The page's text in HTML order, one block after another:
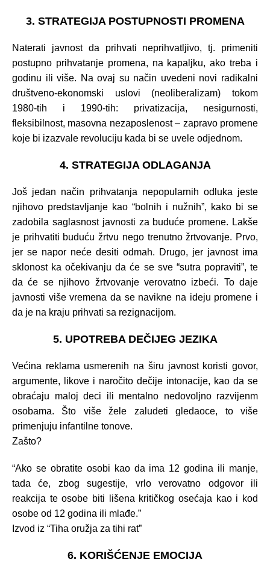
3. STRATEGIJA POSTUPNOSTI PROMENA
Naterati javnost da prihvati neprihvatljivo, tj. primeniti
postupno prihvatanje promena, na kapaljku, ako treba i
godinu ili više. Na ovaj su način uvedeni novi radikalni
društveno-ekonomski uslovi (neoliberalizam) tokom
1980-tih i 1990-tih: privatizacija, nesigurnosti,
fleksibilnost, masovna nezaposlenost – zapravo promene
koje bi izazvale revoluciju kada bi se uvele odjednom.
4. STRATEGIJA ODLAGANJA
Još jedan način prihvatanja nepopularnih odluka jeste
njihovo predstavljanje kao “bolnih i nužnih”, kako bi se
zadobila saglasnost javnosti za buduće promene. Lakše
je prihvatiti buduću žrtvu nego trenutno žrtvovanje. Prvo,
jer se napor neće desiti odmah. Drugo, jer javnost ima
sklonost ka očekivanju da će se sve “sutra popraviti”, te
da će se njihovo žrtvovanje verovatno izbeći. To daje
javnosti više vremena da se navikne na ideju promene i
da je na kraju prihvati sa rezignacijom.
5. UPOTREBA DEČIJEG JEZIKA
Većina reklama usmerenih na širu javnost koristi govor,
argumente, likove i naročito dečije intonacije, kao da se
obraćaju maloj deci ili mentalno nedovoljno razvijenm
osobama. Što više žele zaludeti gledaoce, to više
primenjuju infantilne tonove.
Zašto?
“Ako se obratite osobi kao da ima 12 godina ili manje,
tada će, zbog sugestije, vrlo verovatno odgovor ili
reakcija te osobe biti lišena kritičkog osećaja kao i kod
osobe od 12 godina ili mlađe.”
Izvod iz “Tiha oružja za tihi rat”
6. KORIŠĆENJE EMOCIJA